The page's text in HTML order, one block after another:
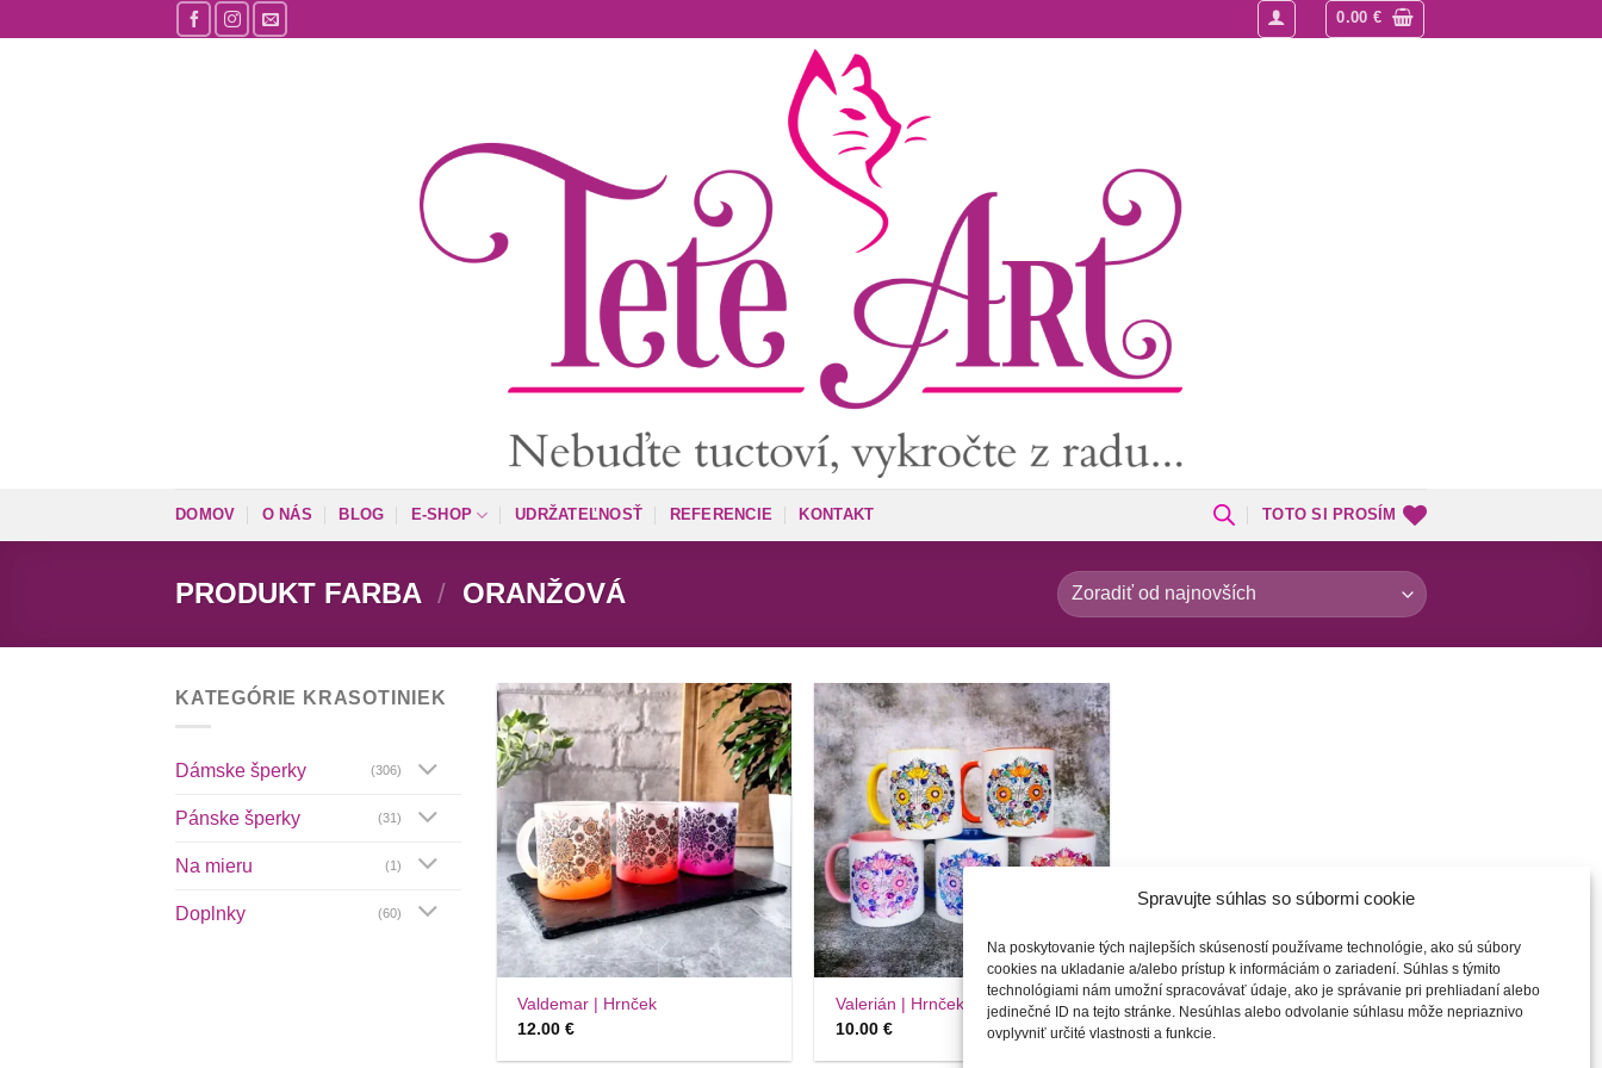
Spravujte súhlas so súbormi cookie
Na poskytovanie tých najlepších skúseností používame technológie, ako sú súbory
cookies na ukladanie a/alebo prístup k informáciám o zariadení. Súhlas s týmito
technológiami nám umožní spracovávať údaje, ako je správanie pri prehliadaní alebo
jedinečné ID na tejto stránke. Nesúhlas alebo odvolanie súhlasu môže nepriaznivo
ovplyvniť určité vlastnosti a funkcie.
to
0.00€
DOMOV O NÁS BLOG E-SHOP UDRŽATEĽNOSŤ REFERENCIE KONTAKT TOTO SI PROSÍM
PRODUKT FARBA / ORANŽOVÁ
KATEGÓRIE KRASOTINIEK
Dámske šperky (306)
Pánske šperky (31)
Na mieru (1)
Doplnky (60)
Túto
krasotinku
si prosím
+
Valdemar | Hrnček
12.00€
Túto
krasotinku
si prosím
+
Valerián | Hrnček
10.00 €